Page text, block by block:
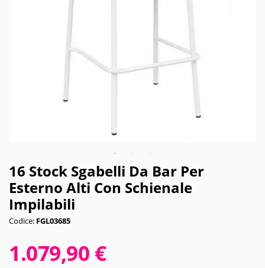
16 Stock Sgabelli Da Bar Per
Esterno Alti Con Schienale
Impilabili
Codice: FGL03685
1.079,90 €